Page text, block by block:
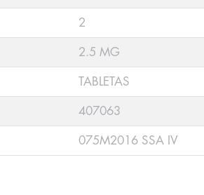
2
2.5 MG
TABLETAS
407063
075M2016 SSA IV